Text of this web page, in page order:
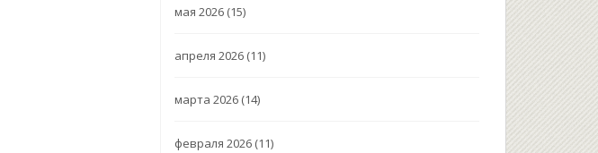
мая 2026 (15)
апреля 2026 (11)
марта 2026 (14)
февраля 2026 (11)